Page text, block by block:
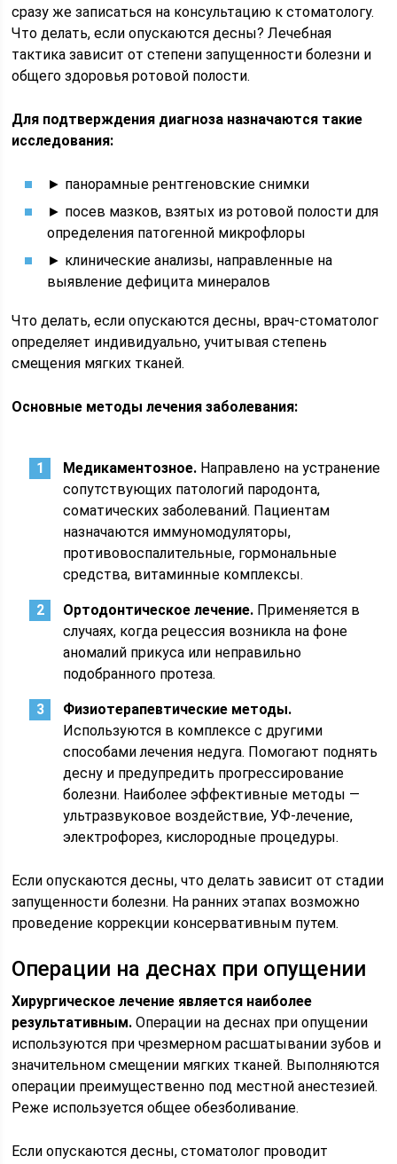
сразу же записаться на консультацию к стоматологу.
Что делать, если опускаются десны? Лечебная
тактика зависит от степени запущенности болезни и
общего здоровья ротовой полости.
Для подтверждения диагноза назначаются такие
исследования:
► панорамные рентгеновские снимки
► посев мазков, взятых из ротовой полости для
определения патогенной микрофлоры
► клинические анализы, направленные на
выявление дефицита минералов
Что делать, если опускаются десны, врач-стоматолог
определяет индивидуально, учитывая степень
смещения мягких тканей.
Основные методы лечения заболевания:
Медикаментозное. Направлено на устранение
сопутствующих патологий пародонта,
соматических заболеваний. Пациентам
назначаются иммуномодуляторы,
противовоспалительные, гормональные
средства, витаминные комплексы.
Ортодонтическое лечение. Применяется в
случаях, когда рецессия возникла на фоне
аномалий прикуса или неправильно
подобранного протеза.
Физиотерапевтические методы.
Используются в комплексе с другими
способами лечения недуга. Помогают поднять
десну и предупредить прогрессирование
болезни. Наиболее эффективные методы —
ультразвуковое воздействие, УФ-лечение,
электрофорез, кислородные процедуры.
Если опускаются десны, что делать зависит от стадии
запущенности болезни. На ранних этапах возможно
проведение коррекции консервативным путем.
Операции на деснах при опущении
Хирургическое лечение является наиболее
результативным. Операции на деснах при опущении
используются при чрезмерном расшатывании зубов и
значительном смещении мягких тканей. Выполняются
операции преимущественно под местной анестезией.
Реже используется общее обезболивание.
Если опускаются десны, стоматолог проводит